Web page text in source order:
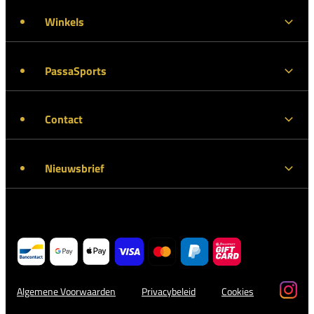
Winkels
PassaSports
Contact
Nieuwsbrief
Algemene Voorwaarden Privacybeleid Cookies